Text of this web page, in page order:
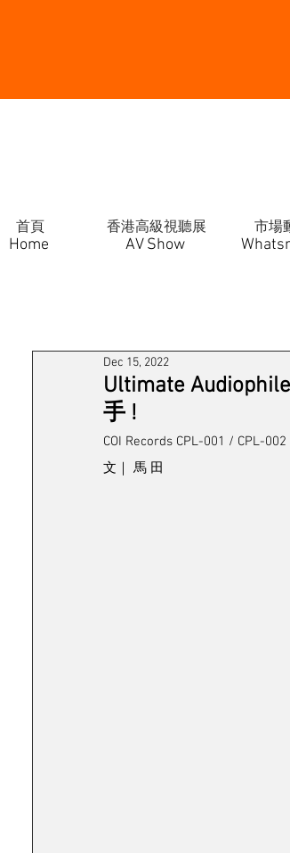
Home
首頁 香港高級視聽展 市場
AV Show
Ultimate
手 !
Dec 15, 2022
COI Records CPL-001 / CPL-002
文｜ 馬 田